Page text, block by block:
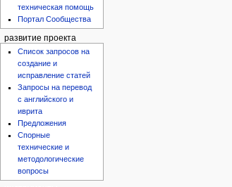
техническая помощь
Портал Сообщества
развитие проекта
Список запросов на
создание и
исправление статей
Запросы на перевод
с английского и
иврита
Предложения
Спорные
технические и
методологические
вопросы